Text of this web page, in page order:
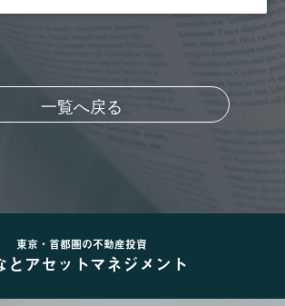
一覧へ戻る
東京・首都圏の不動産投資
とアセットマネジメント